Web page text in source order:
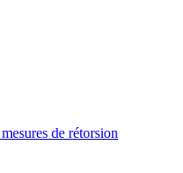
de rétorsion